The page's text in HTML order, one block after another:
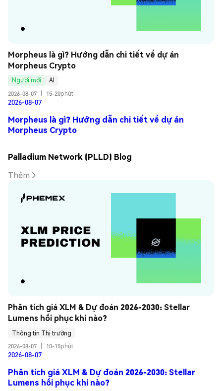
Morpheus là gì? Hướng dẫn chi tiết về dự án
Morpheus Crypto
Người mới
AI
2026-08-07
15-20phút
2026-08-07
Morpheus là gì? Hướng dẫn chi tiết về dự án
Morpheus Crypto
Palladium Network (PLLD) Blog
Thêm
Phân tích giá XLM & Dự đoán 2026-2030: Stellar
Lumens hồi phục khi nào?
Thông tin Thị trường
2026-08-07
10-15phút
2026-08-07
Phân tích giá XLM & Dự đoán 2026-2030: Stellar
Lumens hồi phục khi nào?